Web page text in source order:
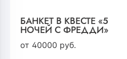
БАНКЕТ В КВЕСТЕ «5
НОЧЕЙ С ФРЕДДИ»
от 40000 руб.